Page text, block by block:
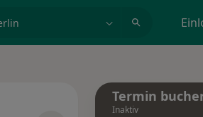
Termin
Inaktiv